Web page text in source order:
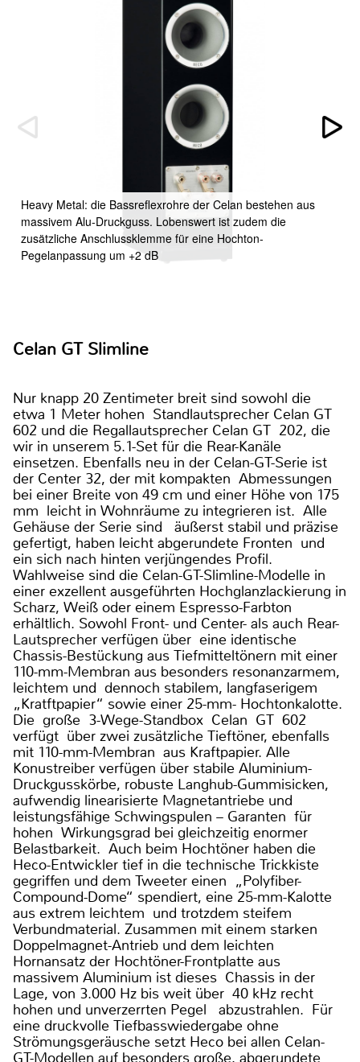
Heavy Metal: die Bassreflexrohre der Celan bestehen aus
massivem Alu-Druckguss. Lobenswert ist zudem die
zusätzliche Anschlussklemme für eine Hochton-
Pegelanpassung um +2 dB
Celan GT Slimline
Nur knapp 20 Zentimeter breit sind sowohl die
etwa 1 Meter hohen Standlautsprecher Celan GT
602 und die Regallautsprecher Celan GT 202, die
wir in unserem 5.1-Set für die Rear-Kanäle
einsetzen. Ebenfalls neu in der Celan-GT-Serie ist
der Center 32, der mit kompakten Abmessungen
bei einer Breite von 49 cm und einer Höhe von 175
mm leicht in Wohnräume zu integrieren ist. Alle
Gehäuse der Serie sind äußerst stabil und präzise
gefertigt, haben leicht abgerundete Fronten und
ein sich nach hinten verjüngendes Profil.
Wahlweise sind die Celan-GT-Slimline-Modelle in
einer exzellent ausgeführten Hochglanzlackierung in
Scharz, Weiß oder einem Espresso-Farbton
erhältlich. Sowohl Front- und Center- als auch Rear-
Lautsprecher verfügen über eine identische
Chassis-Bestückung aus Tiefmitteltönern mit einer
110-mm-Membran aus besonders resonanzarmem,
leichtem und dennoch stabilem, langfaserigem
„Kratftpapier“ sowie einer 25-mm- Hochtonkalotte.
Die große 3-Wege-Standbox Celan GT 602
verfügt über zwei zusätzliche Tieftöner, ebenfalls
mit 110-mm-Membran aus Kraftpapier. Alle
Konustreiber verfügen über stabile Aluminium-
Druckgusskörbe, robuste Langhub-Gummisicken,
aufwendig linearisierte Magnetantriebe und
leistungsfähige Schwingspulen – Garanten für
hohen Wirkungsgrad bei gleichzeitig enormer
Belastbarkeit. Auch beim Hochtöner haben die
Heco-Entwickler tief in die technische Trickkiste
gegriffen und dem Tweeter einen „Polyfiber-
Compound-Dome“ spendiert, eine 25-mm-Kalotte
aus extrem leichtem und trotzdem steifem
Verbundmaterial. Zusammen mit einem starken
Doppelmagnet-Antrieb und dem leichten
Hornansatz der Hochtöner-Frontplatte aus
massivem Aluminium ist dieses Chassis in der
Lage, von 3.000 Hz bis weit über 40 kHz recht
hohen und unverzerrten Pegel abzustrahlen. Für
eine druckvolle Tiefbasswiedergabe ohne
Strömungsgeräusche setzt Heco bei allen Celan-